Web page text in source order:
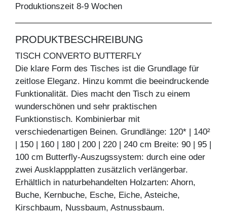
Produktionszeit 8-9 Wochen
PRODUKTBESCHREIBUNG
TISCH CONVERTO BUTTERFLY
Die klare Form des Tisches ist die Grundlage für
zeitlose Eleganz. Hinzu kommt die beeindruckende
Funktionalität. Dies macht den Tisch zu einem
wunderschönen und sehr praktischen
Funktionstisch. Kombinierbar mit
verschiedenartigen Beinen. Grundlänge: 120* | 140²
| 150 | 160 | 180 | 200 | 220 | 240 cm Breite: 90 | 95 |
100 cm Butterfly-Auszugssystem: durch eine oder
zwei Ausklappplatten zusätzlich verlängerbar.
Erhältlich in naturbehandelten Holzarten: Ahorn,
Buche, Kernbuche, Esche, Eiche, Asteiche,
Kirschbaum, Nussbaum, Astnussbaum.